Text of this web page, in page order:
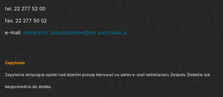
tel. 22 277 52 00
fax. 22 277 50 02
e-mail: sekretariat.zespolzlobkow@um.warszawa.pl
Zapytania
Zapytania dotyczące opieki nad dziećmi proszę kierować na adres e-mail sekretariatu Zespołu Żłobków lub
bezpośrednio do żłobka.